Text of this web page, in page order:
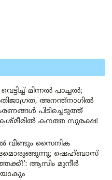
മിന്നൽ പാച്ചൽ;
അനന്ത്നാഗിൽ
പിടിച്ചെടുത്ത്
കനത്ത സുരക്ഷ!
വീണ്ടും സൈനിക
കളമൊരുങ്ങുന്നു; ഷെഹ്ബാസ്
ആസിം മുനീർ